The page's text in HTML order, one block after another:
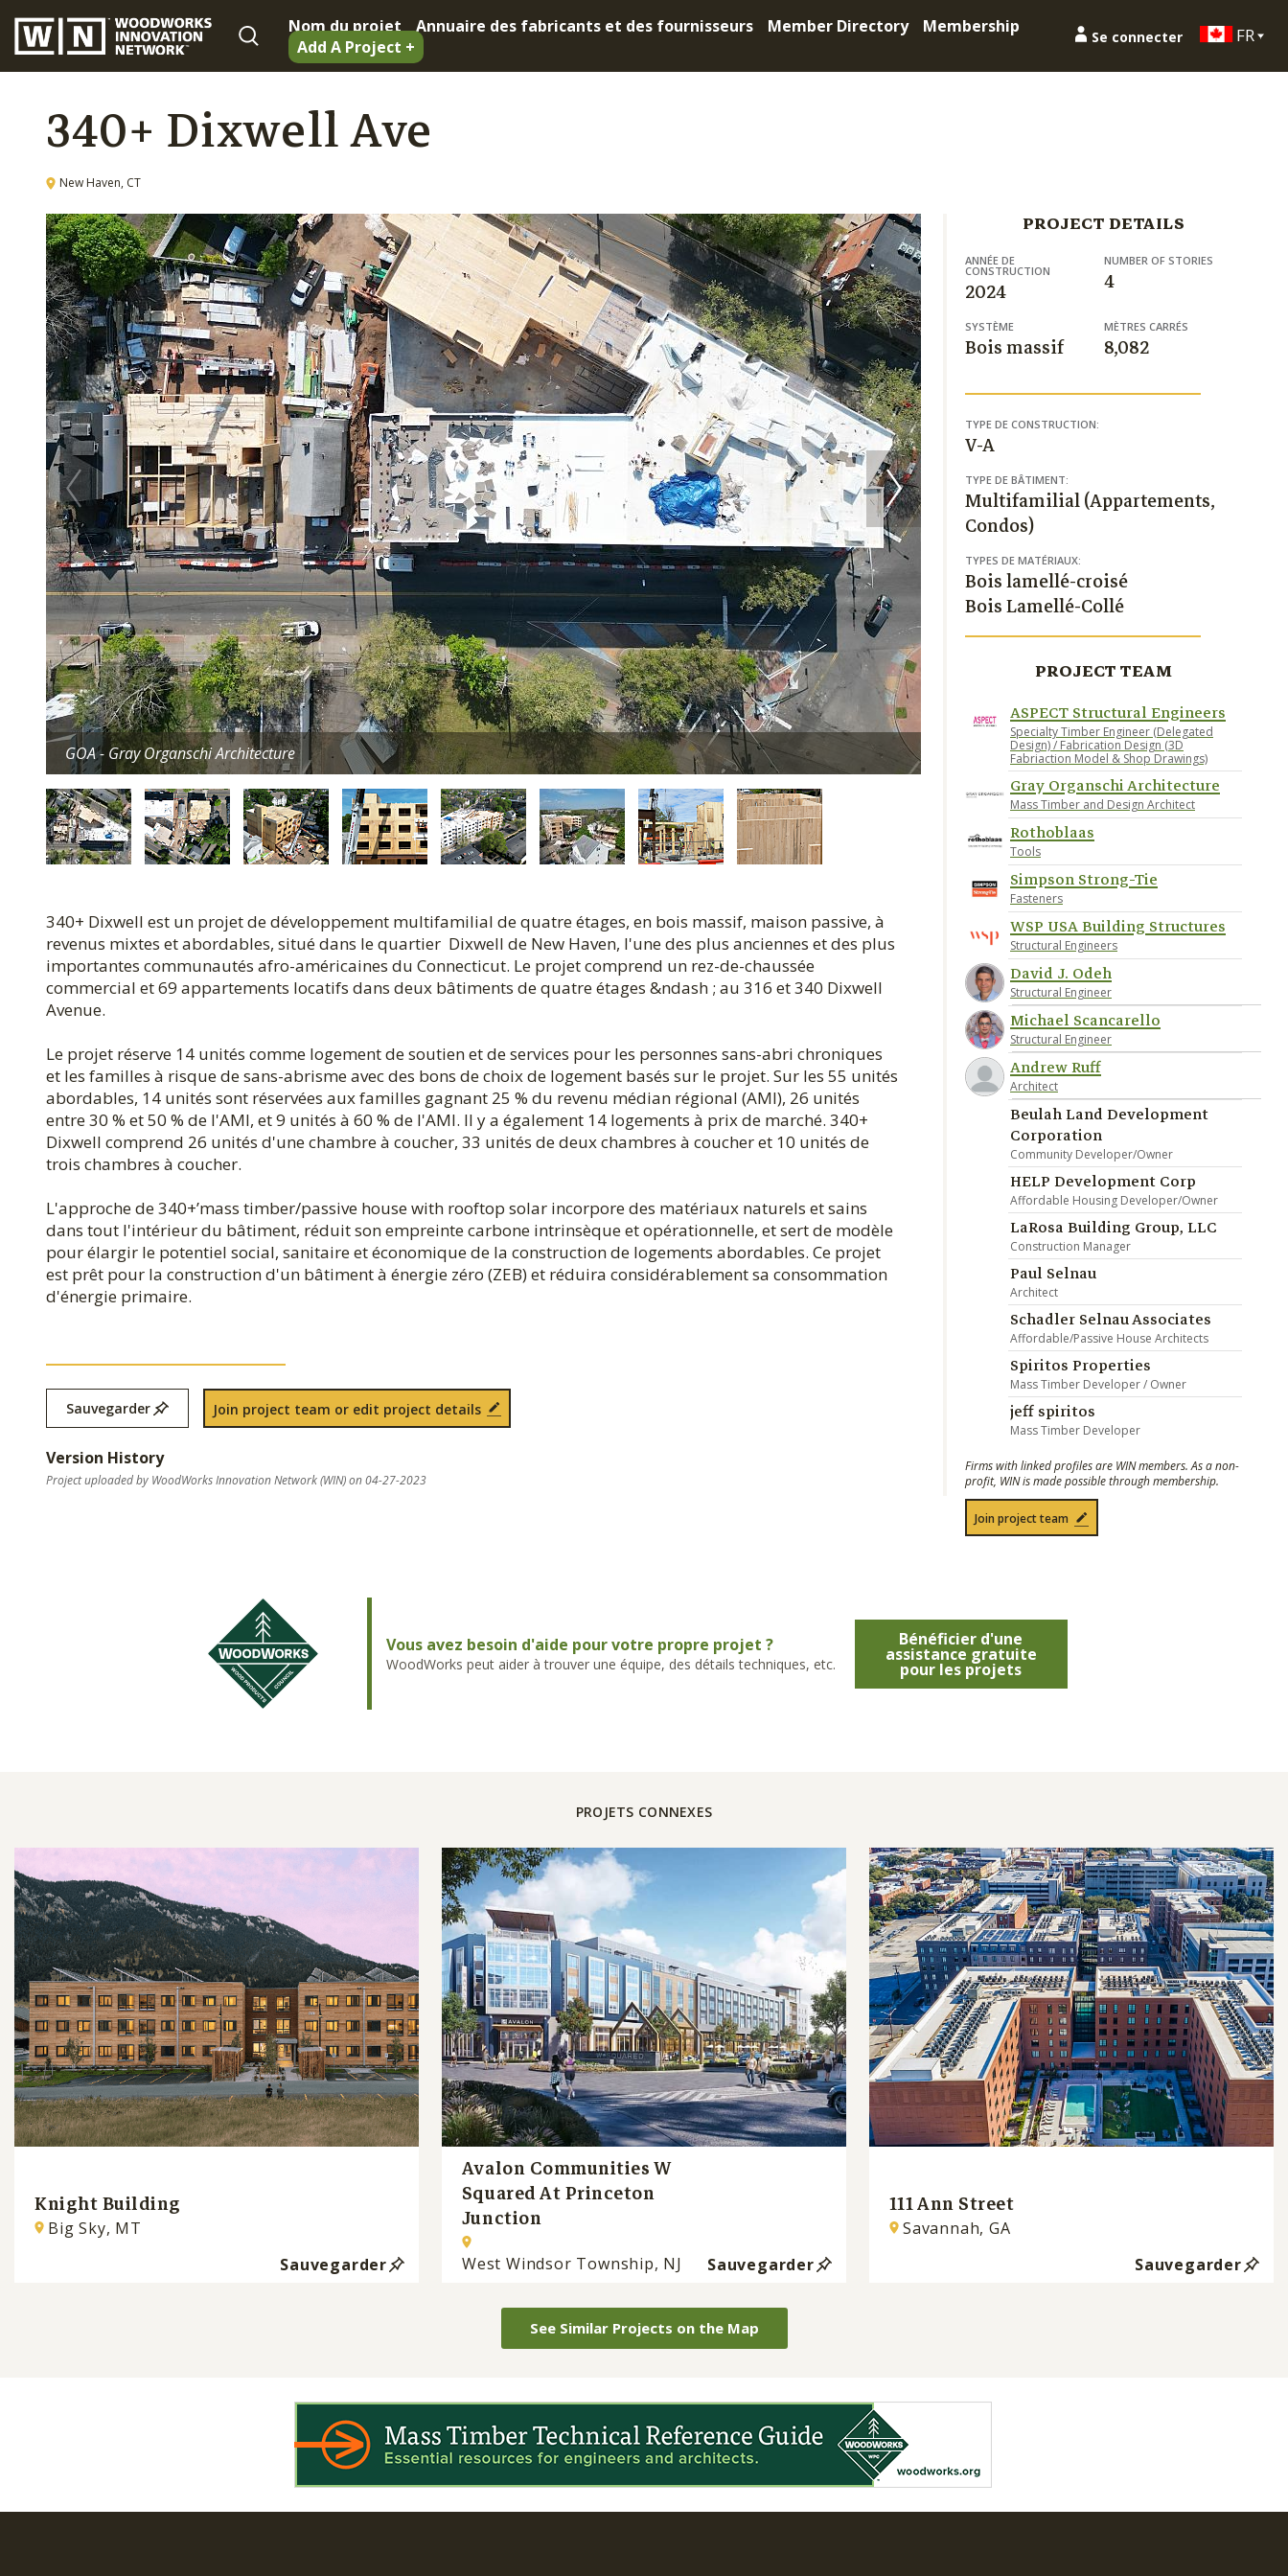
Nom du projet Annuaire des fabricants et des fournisseurs Member Directory
Membership
Add A Project +
Se connecter FR
340+ Dixwell Ave
New Haven, CT
GOA - Gray Organschi Architecture Credit GOA - from above
340+ Dixwell est un projet de développement multifamilial de quatre étages, en bois massif, maison passive, à
revenus mixtes et abordables, situé dans le quartier Dixwell de New Haven, l'une des plus anciennes et des plus
importantes communautés afro-américaines du Connecticut. Le projet comprend un rez-de-chaussée
commercial et 69 appartements locatifs dans deux bâtiments de quatre étages &ndash ; au 316 et 340 Dixwell
Avenue.
Le projet réserve 14 unités comme logement de soutien et de services pour les personnes sans-abri chroniques
et les familles à risque de sans-abrisme avec des bons de choix de logement basés sur le projet. Sur les 55 unités
abordables, 14 unités sont réservées aux familles gagnant 25 % du revenu médian régional (AMI), 26 unités
entre 30 % et 50 % de l'AMI, et 9 unités à 60 % de l'AMI. Il y a également 14 logements à prix de marché. 340+
Dixwell comprend 26 unités d'une chambre à coucher, 33 unités de deux chambres à coucher et 10 unités de
trois chambres à coucher.
L'approche de 340+’mass timber/passive house with rooftop solar incorpore des matériaux naturels et sains
dans tout l'intérieur du bâtiment, réduit son empreinte carbone intrinsèque et opérationnelle, et sert de modèle
pour élargir le potentiel social, sanitaire et économique de la construction de logements abordables. Ce projet
est prêt pour la construction d'un bâtiment à énergie zéro (ZEB) et réduira considérablement sa consommation
d'énergie primaire.
Sauvegarder Join project team or edit project details
Version History
Project uploaded by WoodWorks Innovation Network (WIN) on 04-27-2023
PROJECT DETAILS
ANNÉE DE
CONSTRUCTION
2024
NUMBER OF STORIES
4
SYSTÈME
Bois massif
MÈTRES CARRÉS
8,082
TYPE DE CONSTRUCTION:
V-A
TYPE DE BÂTIMENT:
Multifamilial (Appartements,
Condos)
TYPES DE MATÉRIAUX:
Bois lamellé-croisé
Bois Lamellé-Collé
PROJECT TEAM
ASPECT Structural Engineers
Specialty Timber Engineer (Delegated
Design) / Fabrication Design (3D
Fabriaction Model & Shop Drawings)
Gray Organschi Architecture
Mass Timber and Design Architect
Rothoblaas
Tools
Simpson Strong-Tie
Fasteners
WSP USA Building Structures
Structural Engineers
David J. Odeh
Structural Engineer
Michael Scancarello
Structural Engineer
Andrew Ruff
Architect
Beulah Land Development
Corporation
Community Developer/Owner
HELP Development Corp
Affordable Housing Developer/Owner
LaRosa Building Group, LLC
Construction Manager
Paul Selnau
Architect
Schadler Selnau Associates
Affordable/Passive House Architects
Spiritos Properties
Mass Timber Developer / Owner
jeff spiritos
Mass Timber Developer
Firms with linked profiles are WIN members. As a non-
profit, WIN is made possible through membership.
Join project team
Vous avez besoin d'aide pour votre propre projet ?
WoodWorks peut aider à trouver une équipe, des détails techniques, etc.
Bénéficier d'une
assistance gratuite
pour les projets
PROJETS CONNEXES
Knight Building
Big Sky, MT
Sauvegarder
Avalon Communities W
Squared At Princeton
Junction
West Windsor Township, NJ Sauvegarder
111 Ann Street
Savannah, GA
Sauvegarder
See Similar Projects on the Map